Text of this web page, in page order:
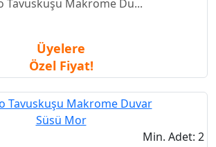
Tavuskuşu Makrome Du...
Üyelere
Özel Fiyat!
Min. Adet: 2